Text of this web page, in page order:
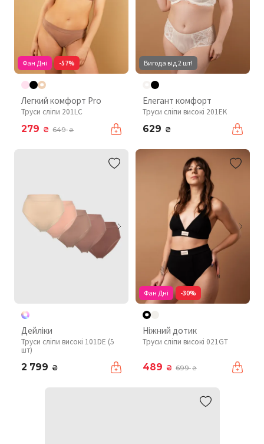
Фан Дні -57%
Легкий комфорт Pro
Труси сліпи 201LC
279 ₴ 649₴
Вигода від 2 шт!
Елегант комфорт
Труси сліпи високі 201EK
629 ₴
Дейліки
Труси сліпи високі 101DE (5
шт)
2 799 ₴
Фан Дні -30%
Ніжний дотик
Труси сліпи високі 021GT
489 ₴ 699₴